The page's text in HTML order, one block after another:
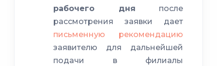
рабочего дня после
рассмотрения заявки дает
письменную рекомендацию
заявителю для дальнейшей
подачи в филиалы